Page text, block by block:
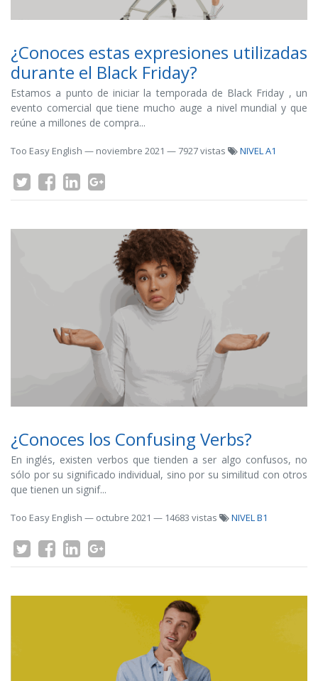
¿Conoces estas expresiones utilizadas
durante el Black Friday?
Estamos a punto de iniciar la temporada de Black Friday , un
evento comercial que tiene mucho auge a nivel mundial y que
reúne a millones de compra...
Too Easy English — noviembre 2021 — 7927 vistas NIVEL A1
¿Conoces los Confusing Verbs?
En inglés, existen verbos que tienden a ser algo confusos, no
sólo por su significado individual, sino por su similitud con otros
que tienen un signif...
Too Easy English — octubre 2021 — 14683 vistas NIVEL B1